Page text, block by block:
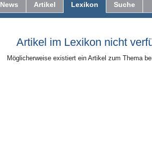
News Artikel Lexikon Suche
Artikel im Lexikon nicht
Möglicherweise existiert ein Artikel zum Thema